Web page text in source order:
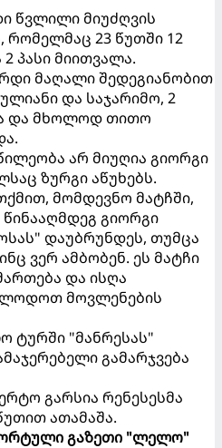
წვლილი მიუძღვის
რომელმაც 23 წუთში 12
პასი მიითვალა.
მაღალი შედეგიანობით
და საჯარიმო, 2
და მხოლოდ თითო
არ მიუღია გიორგი
ზურგი აწუხებს.
მომდევნო მატჩში,
გიორგი
დაუბრუნდეს, თუმცა
ვერ ამბობენ. ეს მატჩი
და ისღა
მოვლენების
ტურში "მანრესას"
გამარჯვება
გარსია რენესესმა
ათამაშა.
გაზეთი "ლელო"